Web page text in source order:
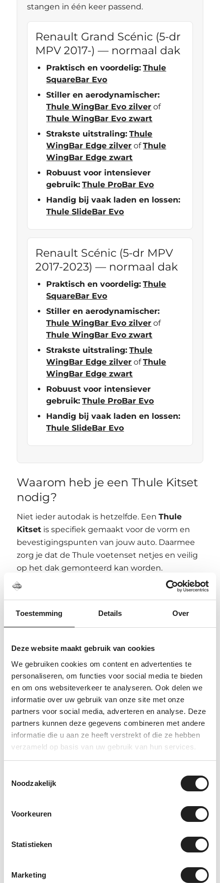
Toestemming Details Over
Deze website maakt gebruik van cookies
We gebruiken cookies om content en advertenties te
personaliseren, om functies voor social media te bieden
en om ons websiteverkeer te analyseren. Ook delen we
informatie over uw gebruik van onze site met onze
partners voor social media, adverteren en analyse. Deze
partners kunnen deze gegevens combineren met andere
informatie die u aan ze heeft verstrekt of die ze hebben
verzameld op basis van uw gebruik van hun services.
Noodzakelijk
Voorkeuren
Statistieken
Marketing
stangen in één keer passend.
Renault Grand Scénic (5-dr
MPV 2017-) — normaal dak
Praktisch en voordelig: Thule
SquareBar Evo
Stiller en aerodynamischer:
Thule WingBar Evo zilver of
Thule WingBar Evo zwart
Strakste uitstraling: Thule
WingBar Edge zilver ofThule
WingBar Edge zwart
Robuust voor intensiever
gebruik: Thule ProBar Evo
Handig bij vaak laden en lossen:
Thule SlideBar Evo
Renault Scénic (5-dr MPV
2017-2023) — normaal dak
Praktisch en voordelig: Thule
SquareBar Evo
Stiller en aerodynamischer:
Thule WingBar Evo zilver of
Thule WingBar Evo zwart
Strakste uitstraling: Thule
WingBar Edge zilver ofThule
WingBar Edge zwart
Robuust voor intensiever
gebruik: Thule ProBar Evo
Handig bij vaak laden en lossen:
Thule SlideBar Evo
Waarom heb je een Thule Kitset
nodig?
Niet ieder autodak is hetzelfde. EenThule
Kitset is specifiek gemaakt voor de vorm en
bevestigingspunten van jouw auto. Daarmee
zorg je dat de Thule voetenset netjes en veilig
op het dak gemonteerd kan worden.
Juist bij dakdragers gaat het vaak mis door
verwarring tussen normaal dak, fixpoints, open
dakrails en geïntegreerde dakrails. Controleer
daarom altijd het daktype voordat je bestelt.
Twijfel je over de juiste kitset?
Twijfel je of deze kitset bij jouw auto past?
Stuur ons gerust een foto van je dak of kom
langs in onze showroom in Elst. We kijken met
je mee en voorkomen graag dat je het
verkeerde onderdeel bestelt.
Veelgestelde vragen over deze
Thule kitset
Is dit een complete dakdragerset?
Voor een complete dakdragerset heb je ook
een passende voetenset en stangen nodig.
Kan dezelfde kitset op meerdere
meerdere auto’s gebruikt. De complete